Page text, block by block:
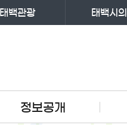
태백관광 태백시의
정보공개